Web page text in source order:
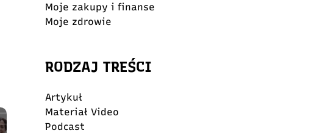
Moje zakupy i finanse
Moje zdrowie
RODZAJ TREŚCI
Artykuł
Materiał Video
Podcast